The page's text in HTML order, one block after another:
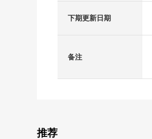
下期更新日期
备注
推荐